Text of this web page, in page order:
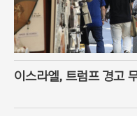
이스라엘, 트럼프 경고